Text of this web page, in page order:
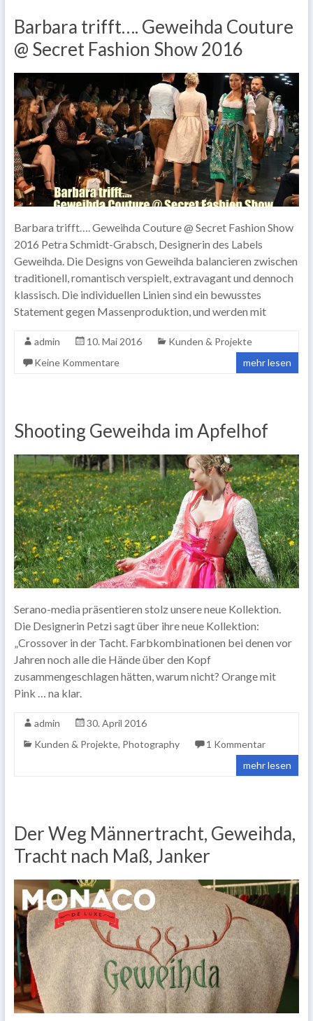
Barbara trifft…. Geweihda Couture
@ Secret Fashion Show 2016
Barbara trifft…. Geweihda Couture @ Secret Fashion Show
2016 Petra Schmidt-Grabsch, Designerin des Labels
Geweihda. Die Designs von Geweihda balancieren zwischen
traditionell, romantisch verspielt, extravagant und dennoch
klassisch. Die individuellen Linien sind ein bewusstes
Statement gegen Massenproduktion, und werden mit
admin 10. Mai 2016
Kunden & Projekte
Keine Kommentare
mehr lesen
Shooting Geweihda im Apfelhof
Serano-media präsentieren stolz unsere neue Kollektion.
Die Designerin Petzi sagt über ihre neue Kollektion:
„Crossover in der Tacht. Farbkombinationen bei denen vor
Jahren noch alle die Hände über den Kopf
zusammengeschlagen hätten, warum nicht? Orange mit
Pink … na klar.
admin
30. April 2016
Kunden & Projekte, Photography
1 Kommentar
mehr lesen
Der Weg Männertracht, Geweihda,
Tracht nach Maß, Janker